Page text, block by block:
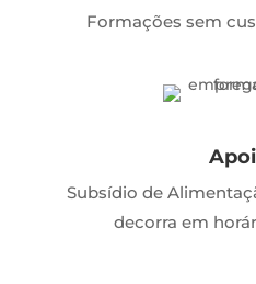
Formações sem
Subsídio de
decorra em